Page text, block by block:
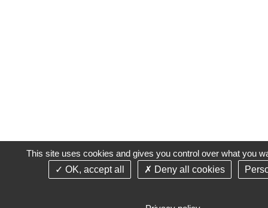
This site uses cookies and gives you control over what you
OK, accept all
Deny all cookies